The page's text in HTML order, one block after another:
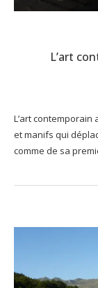
L’art
L’art contemporain
et manifs qui
comme de sa